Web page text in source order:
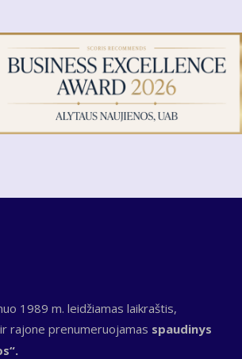
1989 m. leidžiamas laikraštis,
rajone prenumeruojamas spaudinys